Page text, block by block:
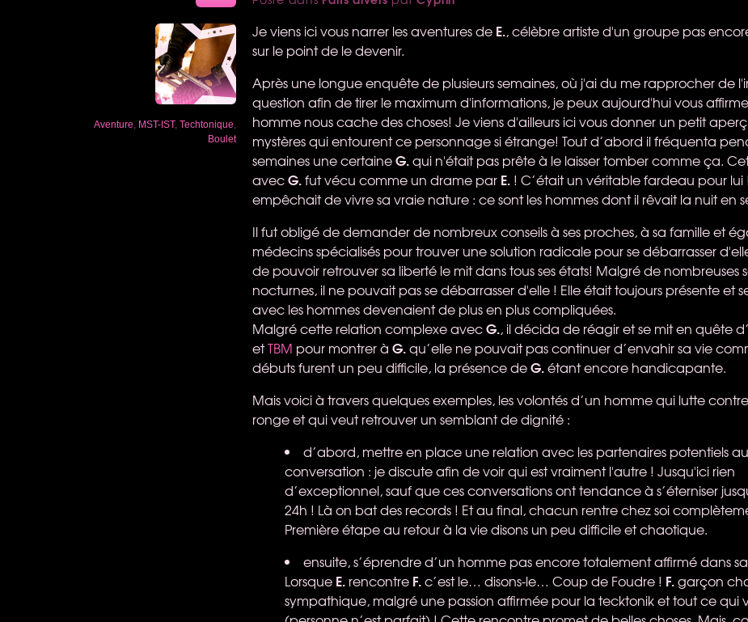
Aventure MST-IST, Techtonique
Boulet
Je viens ici vous narrer les aventures de E., célèbre artiste d'un groupe pas
sur le point de le devenir.
Après une longue enquête de plusieurs semaines, où j'ai du me rapprocher de
question afin de tirer le maximum d'informations, je peux aujourd'hui vous
homme nous cache des choses! Je viens d'ailleurs ici vous donner un petit
mystères qui entourent ce personnage si étrange! Tout d’abord il fréquenta
semaines une certaineG.qui n'était pas prête à le laisser tomber comme ça.
avecG.fut vécu comme un drame par E. ! C’était un véritable fardeau pour lui
empêchait de vivre sa vraie nature : ce sont les hommes dont il rêvait la nuit en
Il fut obligé de demander de nombreux conseils à ses proches, à sa famille et
médecins spécialisés pour trouver une solution radicale pour se débarrasser
de pouvoir retrouver sa liberté le mit dans tous ses états! Malgré de nombreuses
nocturnes, il ne pouvait pas se débarrasser d'elle ! Elle était toujours présente et
avec les hommes devenaient de plus en plus compliquées.
Malgré cette relation complexe avecG., il décida de réagir et se mit en quête
etTBM pour montrer à G.qu’elle ne pouvait pas continuer d’envahir sa vie
débuts furent un peu difficile, la présence deG.étant encore handicapante.
Mais voici à travers quelques exemples, les volontés d’un homme qui lutte
ronge et qui veut retrouver un semblant de dignité :
d’abord, mettre en place une relation avec les partenaires potentiels
conversation : je discute afin de voir qui est vraiment l'autre ! Jusqu'ici rien
d’exceptionnel, sauf que ces conversations ont tendance à s’éterniser
24h ! Là on bat des records ! Et au final, chacun rentre chez soi
Première étape au retour à la vie disons un peu difficile et chaotique.
ensuite, s’éprendre d’un homme pas encore totalement affirmé dans
Lorsque E. rencontre F.c’est le… disons-le… Coup de Foudre ! F.garçon
sympathique, malgré une passion affirmée pour la tecktonik et tout ce qui